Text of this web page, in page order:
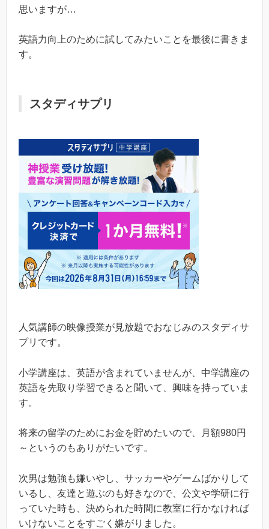
思いますが…
英語力向上のために試してみたいことを最後に書きま
す。
スタディサプリ
人気講師の映像授業が見放題でおなじみのスタディサ
プリです。
小学講座は、英語が含まれていませんが、中学講座の
英語を先取り学習できると聞いて、興味を持っていま
す。
将来の留学のためにお金を貯めたいので、月額980円
～というのもありがたいです。
次男は勉強も嫌いやし、サッカーやゲームばかりして
いるし、友達と遊ぶのも好きなので、公文や学研に行
っていた時も、決められた時間に教室に行かなければ
いけないことをすごく嫌がりました。